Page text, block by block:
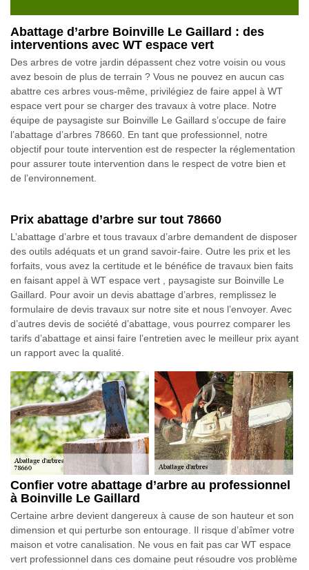
Abattage d’arbre Boinville Le Gaillard : des
interventions avec WT espace vert
Des arbres de votre jardin dépassent chez votre voisin ou vous
avez besoin de plus de terrain ? Vous ne pouvez en aucun cas
abattre ces arbres vous-même, privilégiez de faire appel à WT
espace vert pour se charger des travaux à votre place. Notre
équipe de paysagiste sur Boinville Le Gaillard s’occupe de faire
l’abattage d’arbres 78660. En tant que professionnel, notre
objectif pour toute intervention est de respecter la réglementation
pour assurer toute intervention dans le respect de votre bien et
de l’environnement.
Prix abattage d’arbre sur tout 78660
L’abattage d’arbre et tous travaux d’arbre demandent de disposer
des outils adéquats et un grand savoir-faire. Outre les prix et les
forfaits, vous avez la certitude et le bénéfice de travaux bien faits
en faisant appel à WT espace vert , paysagiste sur Boinville Le
Gaillard. Pour avoir un devis abattage d’arbres, remplissez le
formulaire de devis travaux sur notre site et nous l’envoyer. Avec
d’autres devis de société d’abattage, vous pourrez comparer les
tarifs d’abattage et ainsi faire l’entretien avec le meilleur prix ayant
un rapport avec la qualité.
Confier votre abattage d’arbre au professionnel
à Boinville Le Gaillard
Certaine arbre devient dangereux à cause de son hauteur et son
dimension et qui perturbe son entourage. Il risque d’abîmer votre
maison et votre canalisation. Ne vous en fait pas car WT espace
vert professionnel dans ces domaine peut résoudre vos problème